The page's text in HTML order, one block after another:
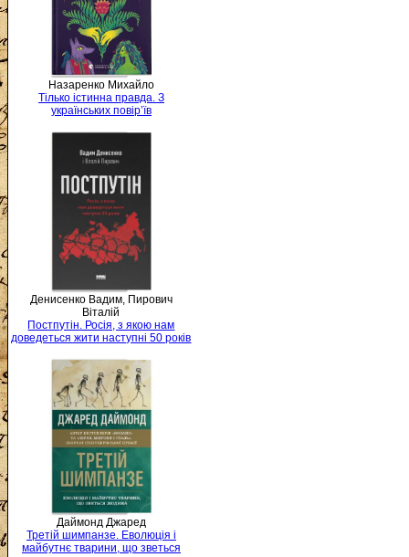
Назаренко Михайло
Тілько істинна правда. З
українських повір’їв
Денисенко Вадим, Пирович
Віталій
Постпутін. Росія, з якою нам
доведеться жити наступні 50 років
Даймонд Джаред
Третій шимпанзе. Еволюція і
майбутнє тварини, що зветься